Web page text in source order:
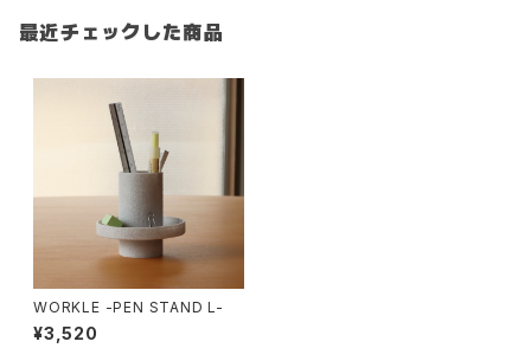
最近チェックした商品
WORKLE -PEN STAND L-
¥3,520